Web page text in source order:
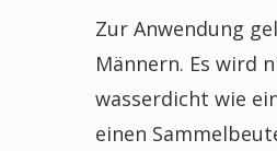
Zur Anwendung
Männern. Es wird
wasserdicht wie
einen